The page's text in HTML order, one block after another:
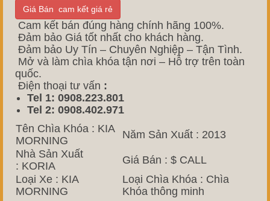
Giá Bán cam kết giá rẻ
Cam kết bán đúng hàng chính hãng 100%.
Đảm bảo Giá tốt nhất cho khách hàng.
Đảm bảo Uy Tín – Chuyên Nghiệp – Tận Tình.
Mở và làm chìa khóa tận nơi – Hỗ trợ trên toàn
quốc.
Điện thoại tư vấn :
Tel 1: 0908.223.801
Tel 2: 0908.402.971
Tên Chìa Khóa : KIA
MORNING
Năm Sản Xuất : 2013
Nhà Sản Xuất
: KORIA
Giá Bán : $ CALL
Loại Xe : KIA
MORNING
Loại Chìa Khóa : Chìa
Khóa thông minh